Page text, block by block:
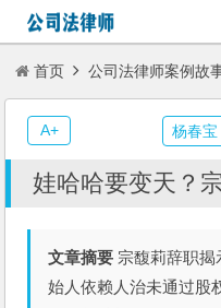
首页 公司法律师案例故
娃哈哈要变天？
文章摘要 宗馥莉辞职揭
始人依赖人治未通过股
杨春宝
A+